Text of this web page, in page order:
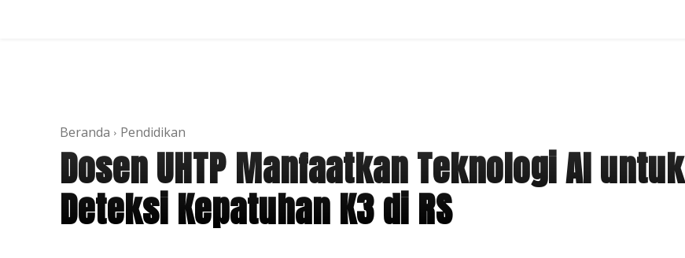
Beranda Pendidikan
Dosen UHTP Manfaatkan Teknologi AI untuk
Deteksi Kepatuhan K3 di RS